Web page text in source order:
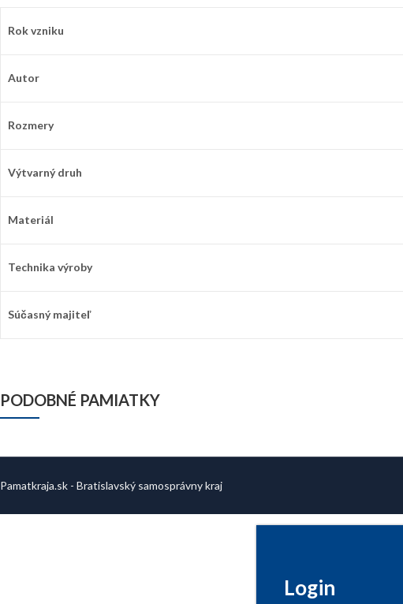
Rok vzniku
Autor
Rozmery
Výtvarný druh
Materiál
Technika výroby
Súčasný majiteľ
PODOBNÉ PAMIATKY
Pamatkraja.sk - Bratislavský samosprávny kraj
Login